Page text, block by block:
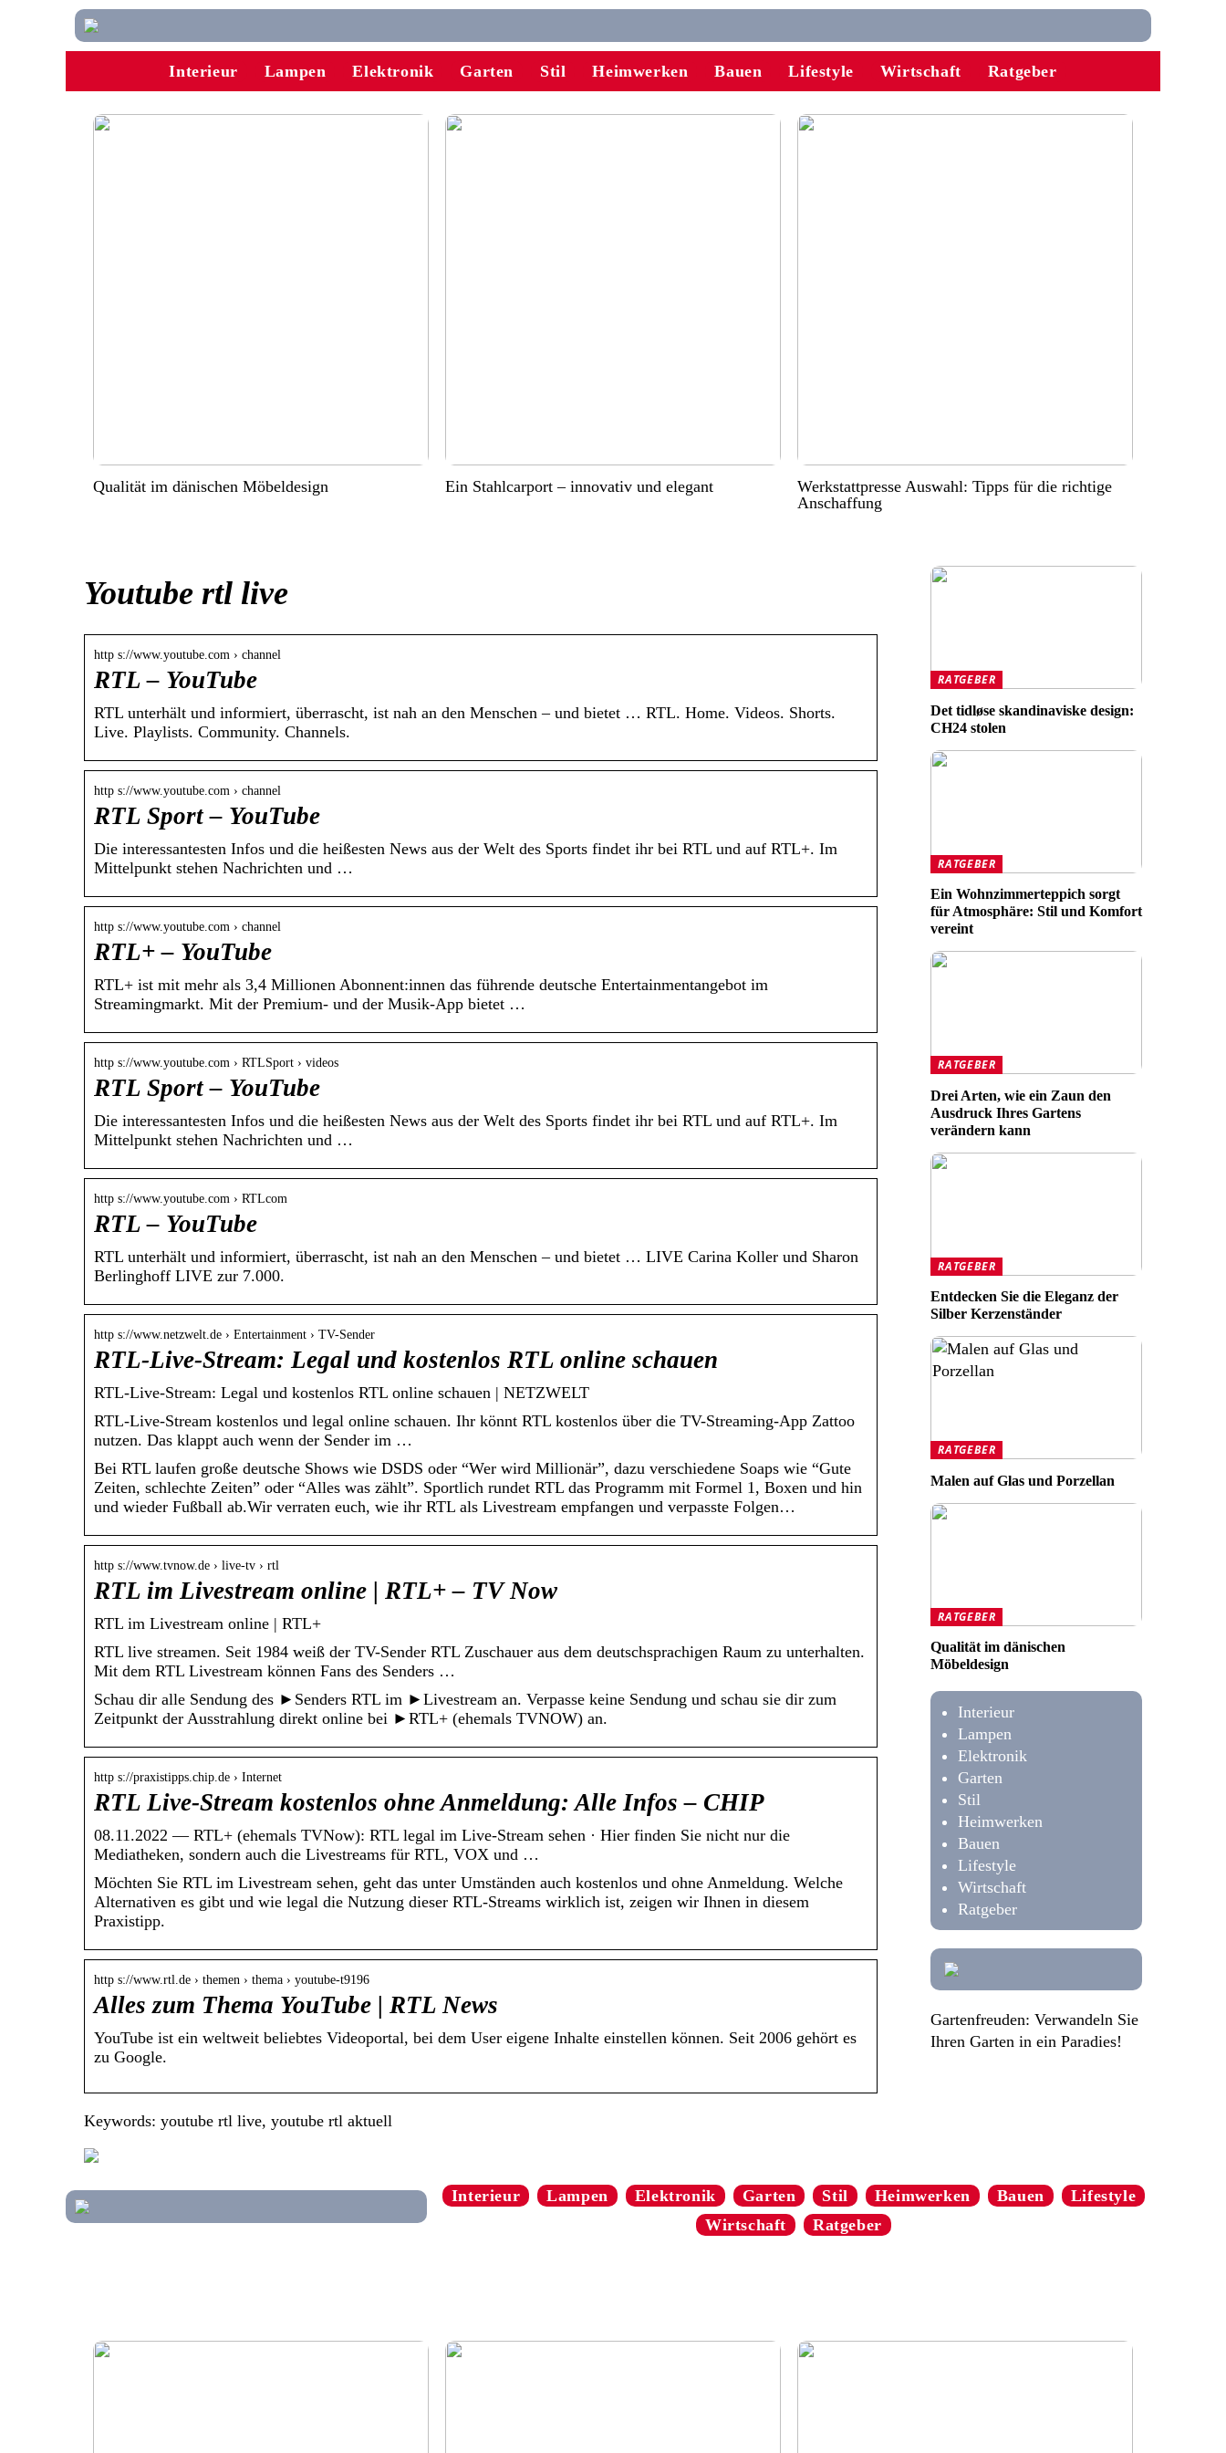
Interieur Lampen Elektronik Garten Stil Heimwerken Bauen Lifestyle Wirtschaft Ratgeber
Qualität im dänischen Möbeldesign Ein Stahlcarport – innovativ und elegant
Werkstattpresse Auswahl: Tipps für die richtige
Anschaffung
Youtube rtl live
http s://www.youtube.com › channel
RTL – YouTube
RTL unterhält und informiert, überrascht, ist nah an den Menschen – und bietet … RTL. Home. Videos. Shorts.
Live. Playlists. Community. Channels.
http s://www.youtube.com › channel
RTL Sport – YouTube
Die interessantesten Infos und die heißesten News aus der Welt des Sports findet ihr bei RTL und auf RTL+. Im
Mittelpunkt stehen Nachrichten und …
http s://www.youtube.com › channel
RTL+ – YouTube
RTL+ ist mit mehr als 3,4 Millionen Abonnent:innen das führende deutsche Entertainmentangebot im
Streamingmarkt. Mit der Premium- und der Musik-App bietet …
http s://www.youtube.com › RTLSport › videos
RTL Sport – YouTube
Die interessantesten Infos und die heißesten News aus der Welt des Sports findet ihr bei RTL und auf RTL+. Im
Mittelpunkt stehen Nachrichten und …
http s://www.youtube.com › RTLcom
RTL – YouTube
RTL unterhält und informiert, überrascht, ist nah an den Menschen – und bietet … LIVE Carina Koller und Sharon
Berlinghoff LIVE zur 7.000.
http s://www.netzwelt.de › Entertainment › TV-Sender
RTL-Live-Stream: Legal und kostenlos RTL online schauen
RTL-Live-Stream: Legal und kostenlos RTL online schauen | NETZWELT
RTL-Live-Stream kostenlos und legal online schauen. Ihr könnt RTL kostenlos über die TV-Streaming-App Zattoo
nutzen. Das klappt auch wenn der Sender im …
Bei RTL laufen große deutsche Shows wie DSDS oder “Wer wird Millionär”, dazu verschiedene Soaps wie “Gute
Zeiten, schlechte Zeiten” oder “Alles was zählt”. Sportlich rundet RTL das Programm mit Formel 1, Boxen und hin
und wieder Fußball ab.Wir verraten euch, wie ihr RTL als Livestream empfangen und verpasste Folgen…
http s://www.tvnow.de › live-tv › rtl
RTL im Livestream online | RTL+ – TV Now
RTL im Livestream online | RTL+
RTL live streamen. Seit 1984 weiß der TV-Sender RTL Zuschauer aus dem deutschsprachigen Raum zu unterhalten.
Mit dem RTL Livestream können Fans des Senders …
Schau dir alle Sendung des ►Senders RTL im ►Livestream an. Verpasse keine Sendung und schau sie dir zum
Zeitpunkt der Ausstrahlung direkt online bei ►RTL+ (ehemals TVNOW) an.
http s://praxistipps.chip.de › Internet
RTL Live-Stream kostenlos ohne Anmeldung: Alle Infos – CHIP
08.11.2022 — RTL+ (ehemals TVNow): RTL legal im Live-Stream sehen · Hier finden Sie nicht nur die
Mediatheken, sondern auch die Livestreams für RTL, VOX und …
Möchten Sie RTL im Livestream sehen, geht das unter Umständen auch kostenlos und ohne Anmeldung. Welche
Alternativen es gibt und wie legal die Nutzung dieser RTL-Streams wirklich ist, zeigen wir Ihnen in diesem
Praxistipp.
http s://www.rtl.de › themen › thema › youtube-t9196
Alles zum Thema YouTube | RTL News
YouTube ist ein weltweit beliebtes Videoportal, bei dem User eigene Inhalte einstellen können. Seit 2006 gehört es
zu Google.
Keywords: youtube rtl live, youtube rtl aktuell
RATGEBER
Det tidløse skandinaviske design:
CH24 stolen
RATGEBER
Ein Wohnzimmerteppich sorgt
für Atmosphäre: Stil und Komfort
vereint
RATGEBER
Drei Arten, wie ein Zaun den
Ausdruck Ihres Gartens
verändern kann
RATGEBER
Entdecken Sie die Eleganz der
Silber Kerzenständer
RATGEBER
Malen auf Glas und Porzellan
RATGEBER
Qualität im dänischen
Möbeldesign
Interieur
Lampen
Elektronik
Garten
Stil
Heimwerken
Bauen
Lifestyle
Wirtschaft
Ratgeber
Gartenfreuden: Verwandeln Sie
Ihren Garten in ein Paradies!
Interieur Lampen Elektronik Garten Stil Heimwerken Bauen
Lifestyle
Wirtschaft
Ratgeber